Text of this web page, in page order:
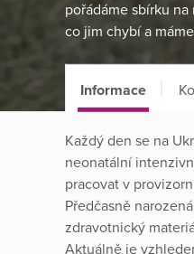
pořádáme sbírku
co jim chybí a
Informace
Každý den se na
neonatální
pracovat v
Předčasně
zdravotnický
Aktuálně je